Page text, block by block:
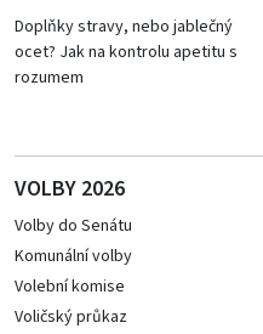
Doplňky stravy, nebo jablečný
ocet? Jak na kontrolu apetitu s
rozumem
VOLBY 2026
Volby do Senátu
Komunální volby
Volební komise
Voličský průkaz